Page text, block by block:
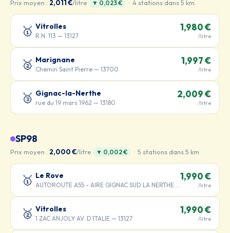
Prix moyen : 2,011 €/litre ▼ 0,023 € · 4 stations dans 5 km
🥇 Vitrolles
R.N. 113 — 13127
1,980 €
/litre
🥈 Marignane
Chemin Saint Pierre — 13700
1,997 €
/litre
🥉 Gignac-la-Nerthe
rue du 19 mars 1962 — 13180
2,009 €
/litre
SP98
Prix moyen : 2,000 €/litre ▼ 0,002 € · 5 stations dans 5 km
🥇 Le Rove
AUTOROUTE A55 - AIRE GIGNAC SUD LA NERTHE — 13180
1,990 €
/litre
🥈 Vitrolles
1 ZAC ANJOLY AV. D'ITALIE — 13127
1,990 €
/litre